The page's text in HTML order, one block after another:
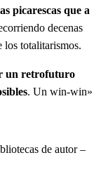
picarescas que a
decenas
los totalitarismos.
un retrofuturo
. Un win-win»
de autor –